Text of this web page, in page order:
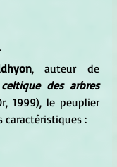
des arbres
1999), le peuplier
caractéristiques :